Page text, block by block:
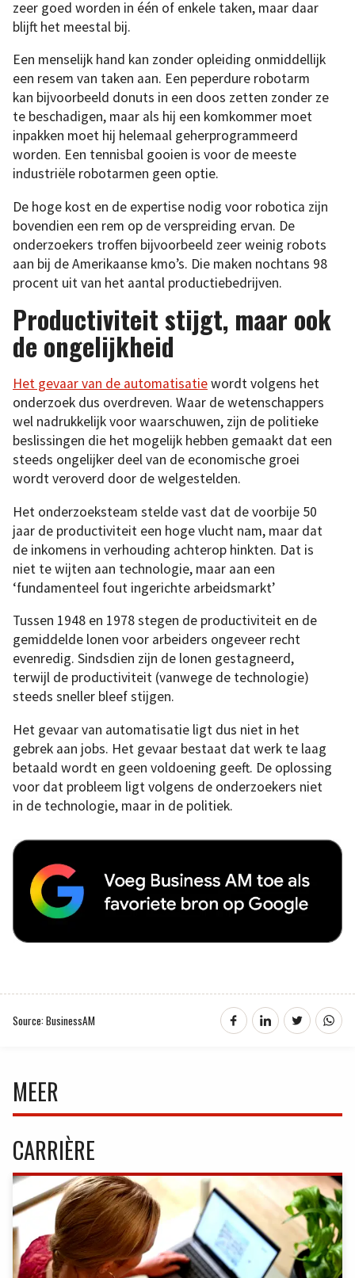
zeer goed worden in één of enkele taken, maar daar
blijft het meestal bij.
Een menselijk hand kan zonder opleiding onmiddellijk
een resem van taken aan. Een peperdure robotarm
kan bijvoorbeeld donuts in een doos zetten zonder ze
te beschadigen, maar als hij een komkommer moet
inpakken moet hij helemaal geherprogrammeerd
worden. Een tennisbal gooien is voor de meeste
industriële robotarmen geen optie.
De hoge kost en de expertise nodig voor robotica zijn
bovendien een rem op de verspreiding ervan. De
onderzoekers troffen bijvoorbeeld zeer weinig robots
aan bij de Amerikaanse kmo’s. Die maken nochtans 98
procent uit van het aantal productiebedrijven.
Productiviteit stijgt, maar ook
de ongelijkheid
Het gevaar van de automatisatiewordt volgens het
onderzoek dus overdreven. Waar de wetenschappers
wel nadrukkelijk voor waarschuwen, zijn de politieke
beslissingen die het mogelijk hebben gemaakt dat een
steeds ongelijker deel van de economische groei
wordt veroverd door de welgestelden.
Het onderzoeksteam stelde vast dat de voorbije 50
jaar de productiviteit een hoge vlucht nam, maar dat
de inkomens in verhouding achterop hinkten. Dat is
niet te wijten aan technologie, maar aan een
‘fundamenteel fout ingerichte arbeidsmarkt’
Tussen 1948 en 1978 stegen de productiviteit en de
gemiddelde lonen voor arbeiders ongeveer recht
evenredig. Sindsdien zijn de lonen gestagneerd,
terwijl de productiviteit (vanwege de technologie)
steeds sneller bleef stijgen.
Het gevaar van automatisatie ligt dus niet in het
gebrek aan jobs. Het gevaar bestaat dat werk te laag
betaald wordt en geen voldoening geeft. De oplossing
voor dat probleem ligt volgens de onderzoekers niet
in de technologie, maar in de politiek.
Source: BusinessAM
MEER
CARRIÈRE